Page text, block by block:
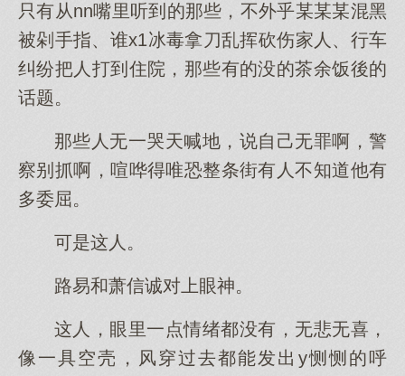
只有从nn嘴里听到的那些，不外乎某某某混黑
被剁手指、谁x1冰毒拿刀乱挥砍伤家人、行车
纠纷把人打到住院，那些有的没的茶余饭後的
话题。
那些人无一哭天喊地，说自己无罪啊，警
察别抓啊，喧哗得唯恐整条街有人不知道他有
多委屈。
可是这人。
路易和萧信诚对上眼神。
这人，眼里一点情绪都没有，无悲无喜，
像一具空壳，风穿过去都能发出y恻恻的呼